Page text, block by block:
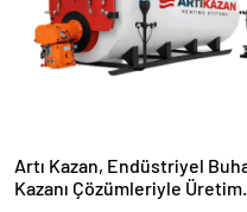
Artı Kazan, Endüstriyel
Kazanı Çözümleriyle Üretim